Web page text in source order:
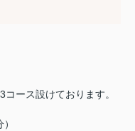
ース設けております。